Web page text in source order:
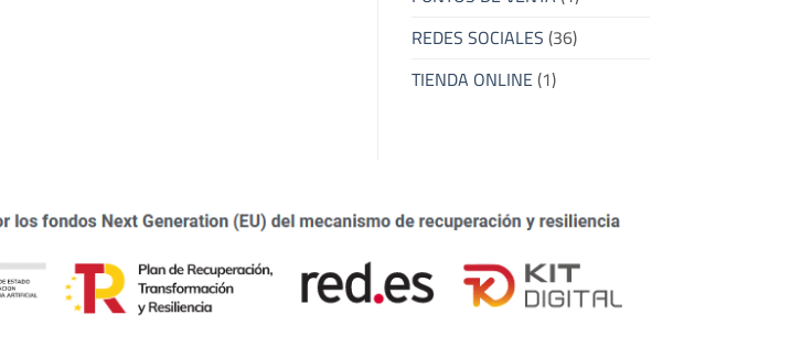
REDES SOCIALES(36)
TIENDA ONLINE(1)